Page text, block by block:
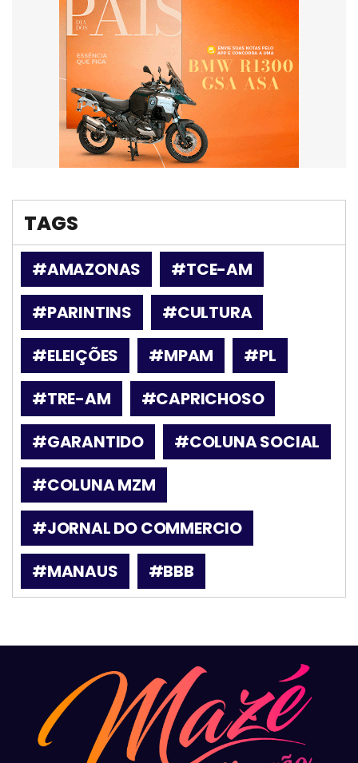
TAGS
#AMAZONAS
#TCE-AM
#PARINTINS
#CULTURA
#ELEIÇÕES
#MPAM
#PL
#TRE-AM
#CAPRICHOSO
#GARANTIDO
#COLUNA SOCIAL
#COLUNA MZM
#JORNAL DO COMMERCIO
#MANAUS
#BBB